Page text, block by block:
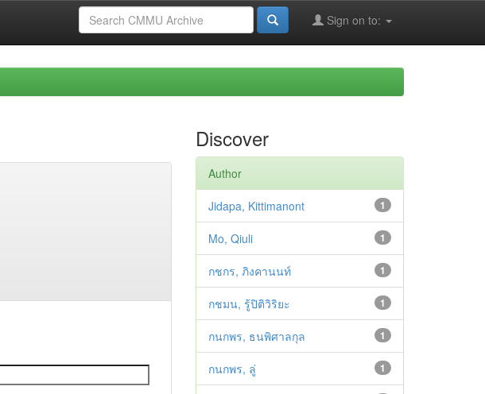
Sign on to:
Discover
Author
1
Jidapa, Kittimanont
1
Mo, Qiuli
1
กชกร, ภิงคานนท์
1
กชมน, รู้ปิติวิริยะ
1
กนกพร, ธนพิศาลกุล
1
กนกพร, ลู่